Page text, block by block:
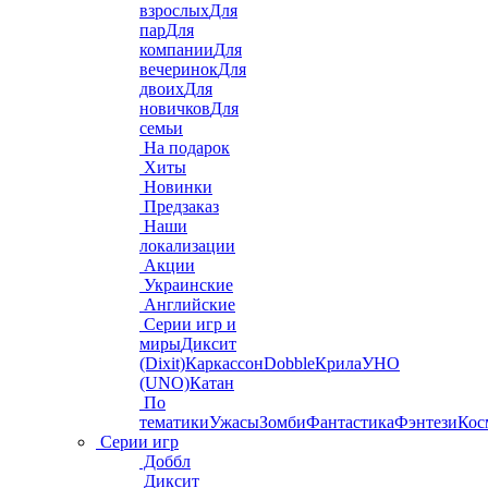
взрослыхДля
парДля
компанииДля
вечеринокДля
двоихДля
новичковДля
семьи
На подарок
Хиты
Новинки
Предзаказ
Наши
локализации
Акции
Украинские
Английские
Серии игр и
мирыДиксит
(Dixit)КаркассонDobbleКрилаУНО
(UNO)Катан
По
тематикиУжасыЗомбиФантастикаФэнтези
Серии игр
Доббл
Диксит